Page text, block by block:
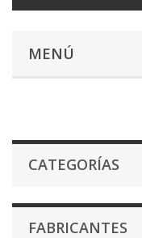
MENÚ
CATEGORÍAS
FABRICANTES